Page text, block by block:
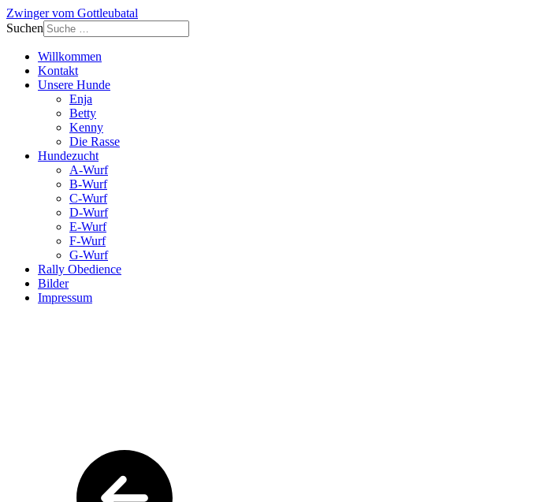
Zwinger vom Gottleubatal
Suchen
Willkommen
Kontakt
Unsere Hunde
Enja
Betty
Kenny
Die Rasse
Hundezucht
A-Wurf
B-Wurf
C-Wurf
D-Wurf
E-Wurf
F-Wurf
G-Wurf
Rally Obedience
Bilder
Impressum